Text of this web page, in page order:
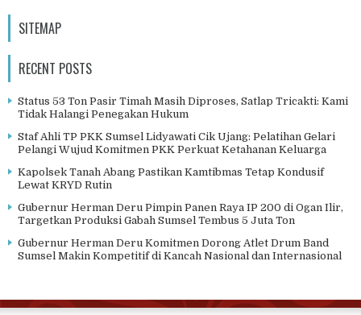
SITEMAP
RECENT POSTS
Status 53 Ton Pasir Timah Masih Diproses, Satlap Tricakti: Kami
Tidak Halangi Penegakan Hukum
Staf Ahli TP PKK Sumsel Lidyawati Cik Ujang: Pelatihan Gelari
Pelangi Wujud Komitmen PKK Perkuat Ketahanan Keluarga
Kapolsek Tanah Abang Pastikan Kamtibmas Tetap Kondusif
Lewat KRYD Rutin
Gubernur Herman Deru Pimpin Panen Raya IP 200 di Ogan Ilir,
Targetkan Produksi Gabah Sumsel Tembus 5 Juta Ton
Gubernur Herman Deru Komitmen Dorong Atlet Drum Band
Sumsel Makin Kompetitif di Kancah Nasional dan Internasional